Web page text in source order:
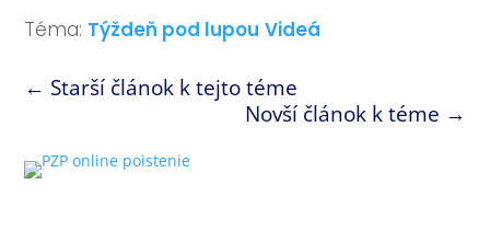
Téma: Týždeň pod lupou Videá
← Starší článok k tejto téme
Novší článok k téme →